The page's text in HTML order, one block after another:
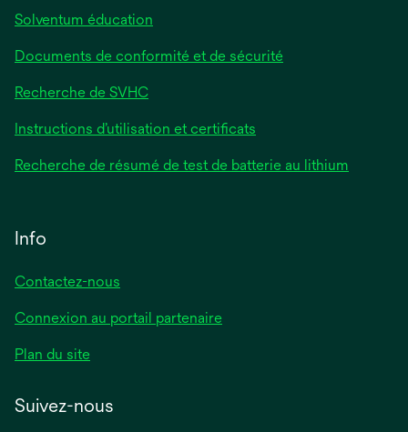
Solventum éducation
Documents de conformité et de sécurité
Recherche de SVHC
Instructions d’utilisation et certificats
Recherche de résumé de test de batterie au lithium
Info
Contactez-nous
Connexion au portail partenaire
Plan du site
Suivez-nous